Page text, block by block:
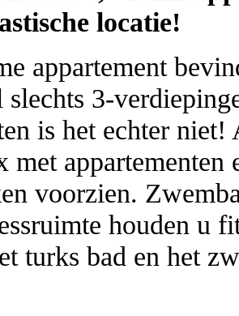
locatie!
appartement
slechts 3-
is het echter niet!
met
voorzien.
houden u
turks bad en het